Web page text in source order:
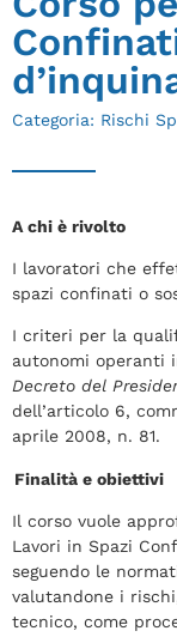
Categoria: Rischi
A chi è rivolto
I lavoratori che
spazi confinati o
I criteri per la
autonomi operanti
Decreto del
dell’articolo 6,
aprile 2008, n. 81.
Finalità e obiettivi
Il corso vuole
Lavori in Spazi
seguendo le
valutandone i
tecnico, come